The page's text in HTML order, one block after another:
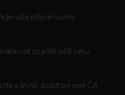
naše přísné normy
za ještě nižší cenu
a levně dodat po celé ČR